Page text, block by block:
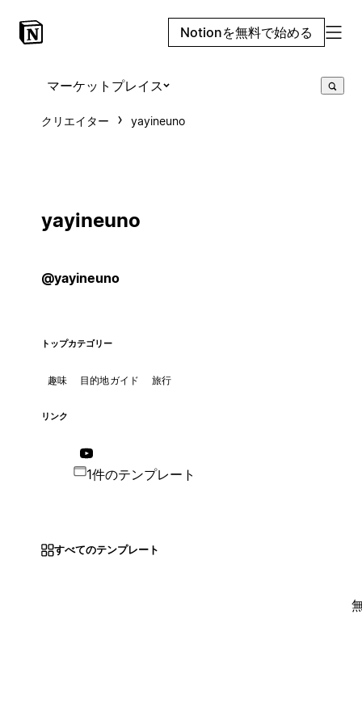
Notionを無料で始める
マーケットプレイス
クリエイター yayineuno
yayineuno
@yayineuno
トップカテゴリー
趣味 目的地ガイド 旅行
リンク
1件のテンプレート
すべてのテンプレート